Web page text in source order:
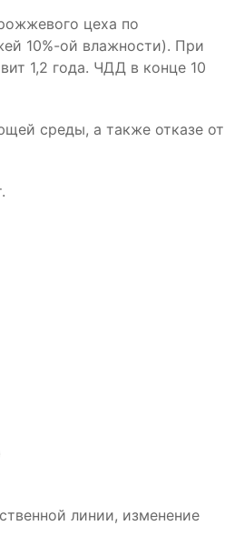
цеха по
10%-ой влажности). При
1,2 года. ЧДД в конце 10
среды, а также отказе от
линии, изменение